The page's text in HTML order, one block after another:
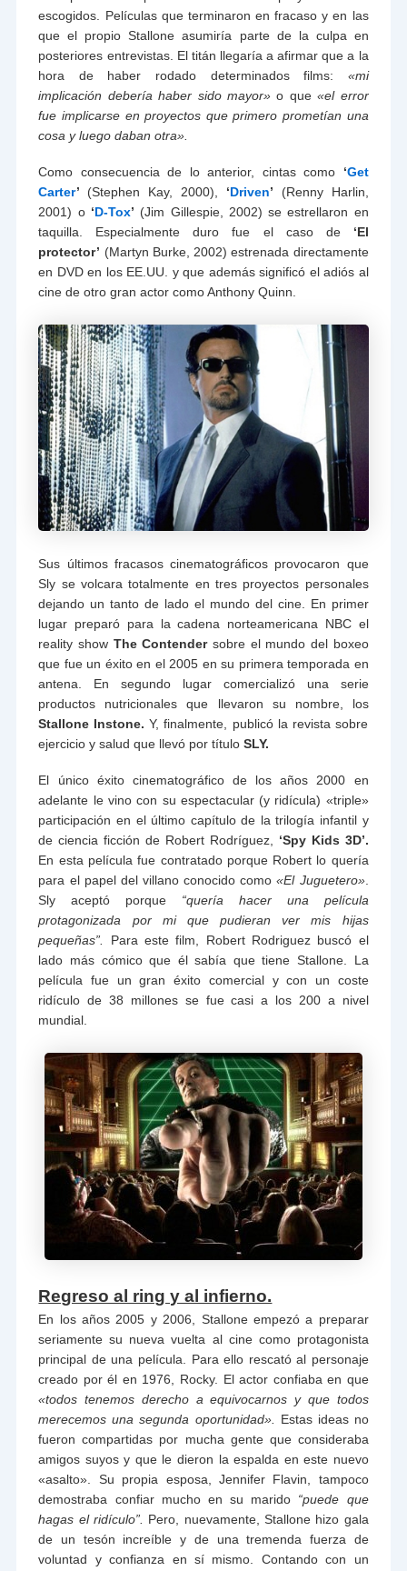
escogidos. Películas que terminaron en fracaso y en las
que el propio Stallone asumiría parte de la culpa en
posteriores entrevistas. El titán llegaría a afirmar que a la
hora de haber rodado determinados films: «mi
implicación debería haber sido mayor» o que«el error
fue implicarse en proyectos que primero prometían una
cosa y luego daban otra».
Como consecuencia de lo anterior, cintas como ‘Get
Carter’ (Stephen Kay, 2000), ‘Driven’ (Renny Harlin,
2001) o ‘D-Tox’ (Jim Gillespie, 2002) se estrellaron en
taquilla. Especialmente duro fue el caso de ‘El
protector’ (Martyn Burke, 2002) estrenada directamente
en DVD en los EE.UU. y que además significó el adiós al
cine de otro gran actor como Anthony Quinn.
Sus últimos fracasos cinematográficos provocaron que
Sly se volcara totalmente en tres proyectos personales
dejando un tanto de lado el mundo del cine. En primer
lugar preparó para la cadena norteamericana NBC el
reality show The Contendersobre el mundo del boxeo
que fue un éxito en el 2005 en su primera temporada en
antena. En segundo lugar comercializó una serie
productos nutricionales que llevaron su nombre, los
Stallone Instone. Y, finalmente, publicó la revista sobre
ejercicio y salud que llevó por títuloSLY.
El único éxito cinematográfico de los años 2000 en
adelante le vino con su espectacular (y ridícula) «triple»
participación en el último capítulo de la trilogía infantil y
de ciencia ficción de Robert Rodríguez, ‘Spy Kids 3D’.
En esta película fue contratado porque Robert lo quería
para el papel del villano conocido como«El Juguetero».
Sly aceptó porque “quería hacer una película
protagonizada por mi que pudieran ver mis hijas
pequeñas”. Para este film, Robert Rodriguez buscó el
lado más cómico que él sabía que tiene Stallone. La
película fue un gran éxito comercial y con un coste
ridículo de 38 millones se fue casi a los 200 a nivel
mundial.
Regreso al ring y al infierno.
En los años 2005 y 2006, Stallone empezó a preparar
seriamente su nueva vuelta al cine como protagonista
principal de una película. Para ello rescató al personaje
creado por él en 1976, Rocky. El actor confiaba en que
«todos tenemos derecho a equivocarnos y que todos
merecemos una segunda oportunidad». Estas ideas no
fueron compartidas por mucha gente que consideraba
amigos suyos y que le dieron la espalda en este nuevo
«asalto». Su propia esposa, Jennifer Flavin, tampoco
demostraba confiar mucho en su marido “puede que
hagas el ridículo”. Pero, nuevamente, Stallone hizo gala
de un tesón increíble y de una tremenda fuerza de
voluntad y confianza en sí mismo. Contando con un